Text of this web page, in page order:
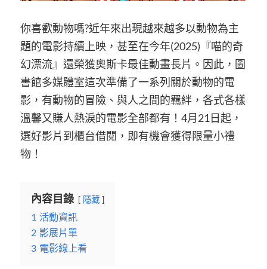
你喜歡動物嗎?近年來出現越來越多以動物為主
題的電影持續上映，甚至在今年(2025)『喵的奇
幻漂流』還榮獲奧斯卡最佳動畫長片。因此，圖
書館多媒體室這次準備了一系列關於動物的電
影，有動物的冒險、與人之間的羈絆，各式各樣
溫馨又賺人熱淚的電影全部都有！4月21日起，
選好影片到櫃台借閱，即有機會獲得限量小禮
物！
內容目錄 隱藏
1 活動資訊
2 影展片單
3 電影線上看